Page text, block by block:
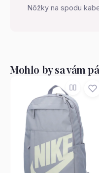
Nôžky na spodu
Mohlo by sa vám